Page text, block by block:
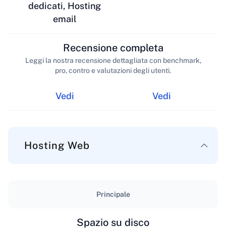
dedicati, Hosting
email
Vedi
Recensione completa
Leggi la nostra recensione dettagliata con benchmark,
pro, contro e valutazioni degli utenti.
Vedi
Hosting Web
Principale
Spazio su disco